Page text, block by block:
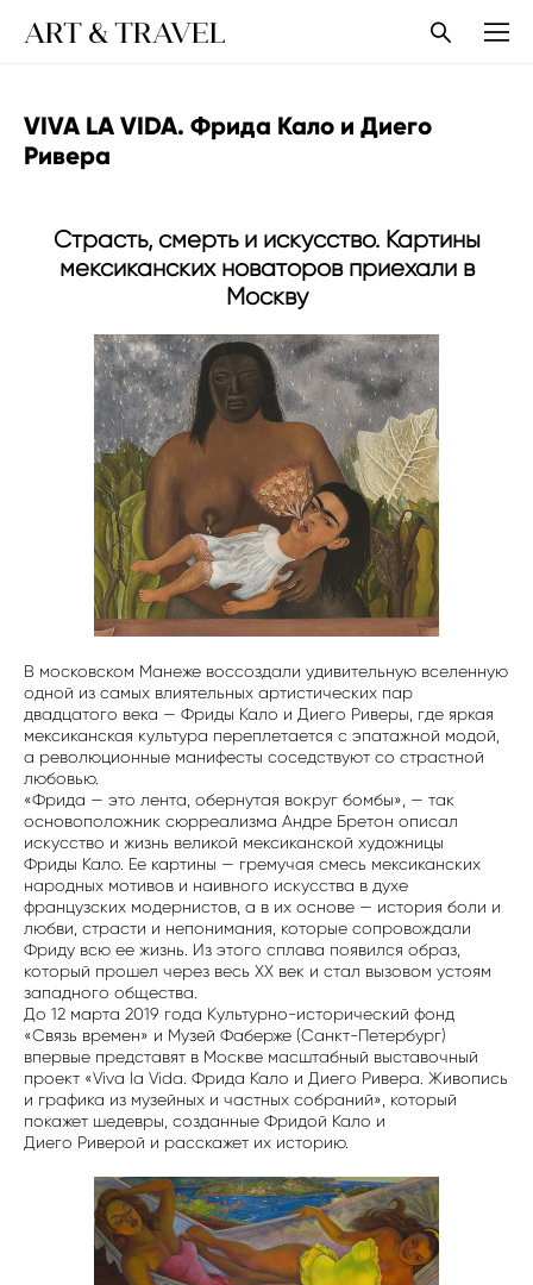
ART & TRAVEL
VIVA LA VIDA. Фрида Кало и Диего
Ривера
Страсть, смерть и искусство. Картины
мексиканских новаторов приехали в
Москву
В московском Манеже воссоздали удивительную вселенную
одной из самых влиятельных артистических пар
двадцатого века — Фриды Кало и Диего Риверы, где яркая
мексиканская культура переплетается с эпатажной модой,
а революционные манифесты соседствуют со страстной
любовью.
«Фрида — это лента, обернутая вокруг бомбы», — так
основоположник сюрреализма Андре Бретон описал
искусство и жизнь великой мексиканской художницы
Фриды Кало. Ее картины — гремучая смесь мексиканских
народных мотивов и наивного искусства в духе
французских модернистов, а в их основе — история боли и
любви, страсти и непонимания, которые сопровождали
Фриду всю ее жизнь. Из этого сплава появился образ,
который прошел через весь XX век и стал вызовом устоям
западного общества.
До 12 марта 2019 года Культурно-исторический фонд
«Связь времен» и Музей Фаберже (Санкт-Петербург)
впервые представят в Москве масштабный выставочный
проект «Viva la Vida. Фрида Кало и Диего Ривера. Живопись
и графика из музейных и частных собраний», который
покажет шедевры, созданные Фридой Кало и
Диего Риверой и расскажет их историю.